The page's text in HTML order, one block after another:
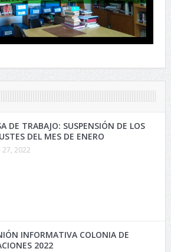
DE TRABAJO: SUSPENSIÓN DE LOS
DEL MES DE ENERO
2022
INFORMATIVA COLONIA DE
2022